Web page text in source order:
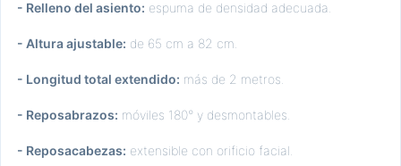
- Relleno del asiento: espuma de densidad adecuada.
- Altura ajustable: de 65 cm a 82 cm.
- Longitud total extendido: más de 2 metros.
- Reposabrazos: móviles 180° y desmontables.
- Reposacabezas: extensible con orificio facial.